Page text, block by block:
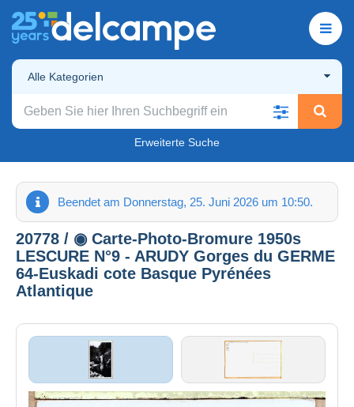
Alle Kategorien
Erweiterte Suche
Beendet am Donnerstag, 25. Juni 2026 um 10:50.
20778 / ◉ Carte-Photo-Bromure 1950s
LESCURE N°9 - ARUDY Gorges du GERME
64-Euskadi cote Basque Pyrénées
Atlantique